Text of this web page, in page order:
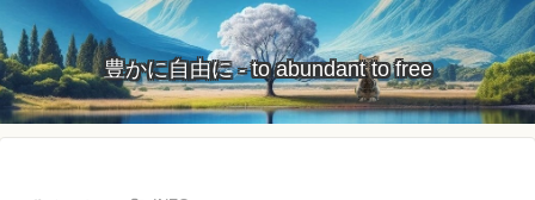
豊かに自由に - to abundant to free